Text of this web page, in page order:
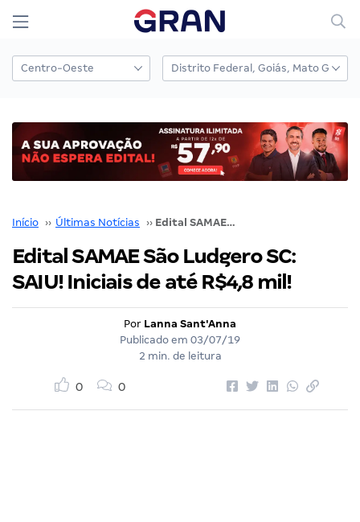
Início ›› Últimas Notícias ›› Edital SAMAE São Ludgero SC: SAIU! Iniciais de até R$4,8 mil!
Edital SAMAE São Ludgero SC:
SAIU! Iniciais de até R$4,8 mil!
Por Lanna Sant'Anna
Publicado em 03/07/19
2 min. de leitura
0 0